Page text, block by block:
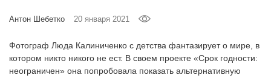
Антон Шебетко 20 января 2021
Фотограф Люда Калиниченко с детства фантазирует о мире, в
котором никто никого не ест. В своем проекте «Срок годности:
неограничен» она попробовала показать альтернативную